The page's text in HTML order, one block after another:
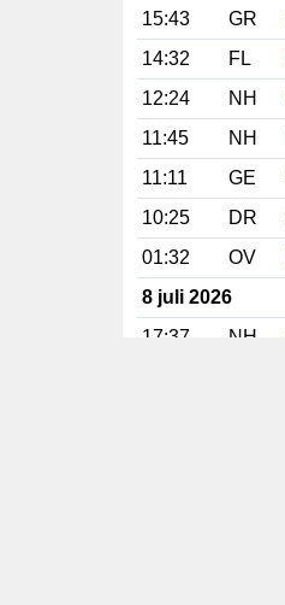
15:43
GR
14:32
FL
12:24
NH
11:45
NH
11:11
GE
10:25
DR
01:32
OV
8 juli 2026
17:37
NH